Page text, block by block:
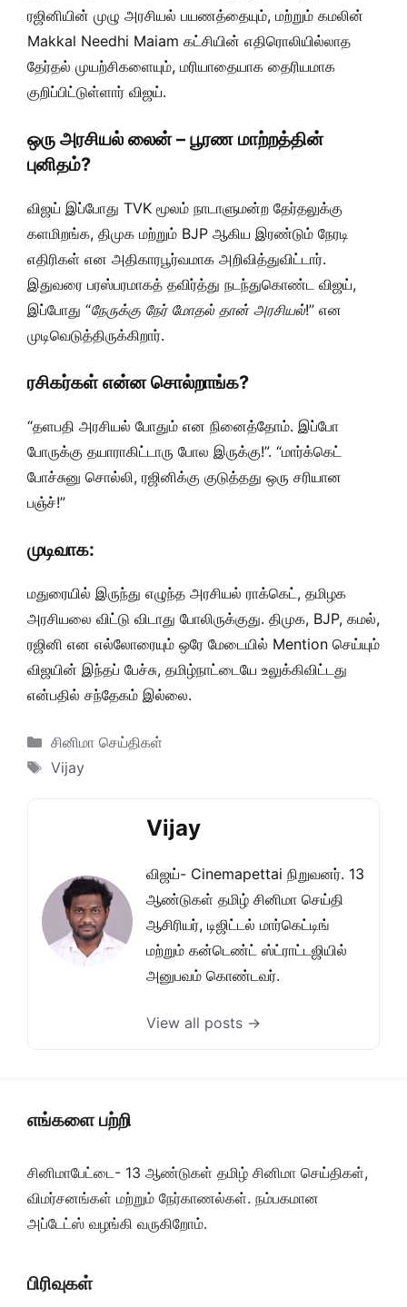
ரஜினியின் முழு அரசியல் பயணத்தையும், மற்றும் கமலின்
Makkal Needhi Maiam கட்சியின் எதிரொலியில்லாத
தேர்தல் முயற்சிகளையும், மரியாதையாக தைரியமாக
குறிப்பிட்டுள்ளார் விஜய்.
ஒரு அரசியல் லைன் – பூரண மாற்றத்தின்
புனிதம்?
விஜய் இப்போது TVK மூலம் நாடாளுமன்ற தேர்தலுக்கு
களமிறங்க, திமுக மற்றும் BJP ஆகிய இரண்டும் நேரடி
எதிரிகள் என அதிகாரபூர்வமாக அறிவித்துவிட்டார்.
இதுவரை பரஸ்பரமாகத் தவிர்த்து நடந்துகொண்ட விஜய்,
இப்போது “நேருக்கு நேர் மோதல் தான் அரசியல்!” என
முடிவெடுத்திருக்கிறார்.
ரசிகர்கள் என்ன சொல்றாங்க?
“தளபதி அரசியல் போதும் என நினைத்தோம். இப்போ
போருக்கு தயாராகிட்டாரு போல இருக்கு!”. “மார்க்கெட்
போச்சுனு சொல்லி, ரஜினிக்கு குடுத்தது ஒரு சரியான
பஞ்ச்!”
முடிவாக:
மதுரையில் இருந்து எழுந்த அரசியல் ராக்கெட், தமிழக
அரசியலை விட்டு விடாது போலிருக்குது. திமுக, BJP, கமல்,
ரஜினி என எல்லோரையும் ஒரே மேடையில் Mention செய்யும்
விஜயின் இந்தப் பேச்சு, தமிழ்நாட்டையே உலுக்கிவிட்டது
என்பதில் சந்தேகம் இல்லை.
Categories
சினிமா செய்திகள்
Tags
Vijay
Vijay
விஜய்- Cinemapettai நிறுவனர். 13
ஆண்டுகள் தமிழ் சினிமா செய்தி
ஆசிரியர், டிஜிட்டல் மார்கெட்டிங்
மற்றும் கன்டெண்ட் ஸ்ட்ராட்டஜியில்
அனுபவம் கொண்டவர்.
View all posts →
எங்களை பற்றி
சினிமாபேட்டை- 13 ஆண்டுகள் தமிழ் சினிமா செய்திகள்,
விமர்சனங்கள் மற்றும் நேர்காணல்கள். நம்பகமான
அப்டேட்ஸ் வழங்கி வருகிறோம்.
பிரிவுகள்